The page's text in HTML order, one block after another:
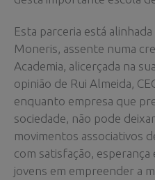
Esta parceria está
Moneris, assente numa
Academia, alicerçada na
opinião de Rui Almeida,
enquanto empresa que
sociedade, não pode
movimentos associativos
com satisfação,
jovens em empreender a